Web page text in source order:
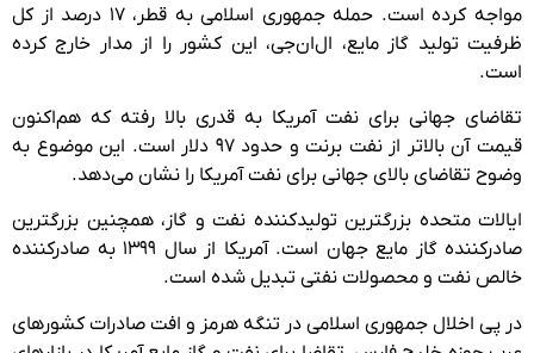
مواجه کرده است. حمله جمهوری اسلامی به قطر، ۱۷ درصد از کل
ظرفیت تولید گاز مایع، ال‌ان‌جی، این کشور را از مدار خارج کرده
است.
تقاضای جهانی برای نفت آمریکا به قدری بالا رفته که هم‌اکنون
قیمت آن بالاتر از نفت برنت و حدود ۹۷ دلار است. این موضوع به
وضوح تقاضای بالای جهانی برای نفت آمریکا را نشان می‌دهد.
ایالات متحده بزرگترین تولیدکننده نفت و گاز، همچنین بزرگترین
صادرکننده گاز مایع جهان است. آمریکا از سال ۱۳۹۹ به صادرکننده
خالص نفت و محصولات نفتی تبدیل شده است.
در پی اخلال جمهوری اسلامی در تنگه هرمز و افت صادرات کشورهای